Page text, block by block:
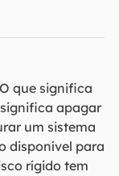
que significa
apagar
um sistema
disponível para
rígido tem